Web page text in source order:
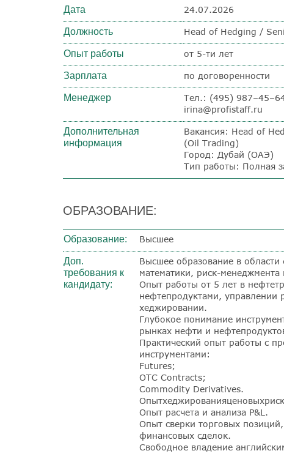
Дата 24.07.2026
Должность Head of Hedging /
Опыт работы от 5-ти лет
Зарплата по договоренности
Менеджер
Тел.: (495)
irina@profistaff.ru
Дополнительная
информация
Вакансия: Head of
(Oil Trading)
Город: Дубай (ОАЭ)
Тип работы: Полная
ОБРАЗОВАНИЕ:
Образование: Высшее
Доп.
требования к
кандидату:
Высшее образование в
математики, риск-
Опыт работы от 5 лет в
нефтепродуктами,
хеджировании.
Глубокое понимание
рынках нефти и
Практический опыт работы с
инструментами:
Futures;
OTC Contracts;
Commodity Derivatives.
Опытхеджированияценовых
Опыт расчета и анализа P&L.
Опыт сверки торговых
финансовых сделок.
Свободное владение